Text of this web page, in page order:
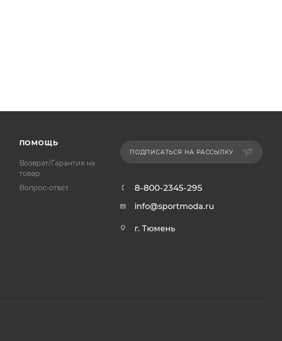
ПОМОЩЬ
Возврат/Гарантия на
товар
Вопрос-ответ
ПОДПИСАТЬСЯ НА РАССЫЛКУ
8-800-2345-295
info@sportmoda.ru
г. Тюмень